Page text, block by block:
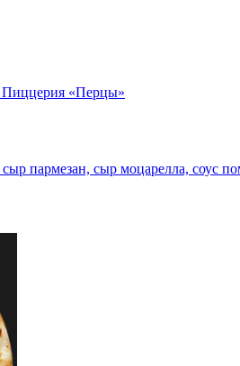
пармезан, сыр моцарелла, соус